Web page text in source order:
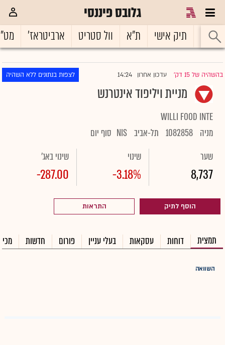
גלובס פיננסי
ראשי תיק אישי ת"א וול סטריט ארביטראז'
בהשהיה של 15 דק' |עדכון אחרון 14:24 לצפות בנתונים ללא השהיה
מניית ויליפוד אינטרנש
WILLI FOOD INTE
מניה 1082858 תל-אביב NIS סוף יום
שער
8,737
שינוי
-3.18%
שינוי באג'
-287.00
הוסף לתיק התראות
תמצית דוחות עסקאות בעלי עניין פורום חדשות
השוואה